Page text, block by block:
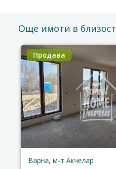
Още имоти в близост
Продава
Варна, м-т Акчелар